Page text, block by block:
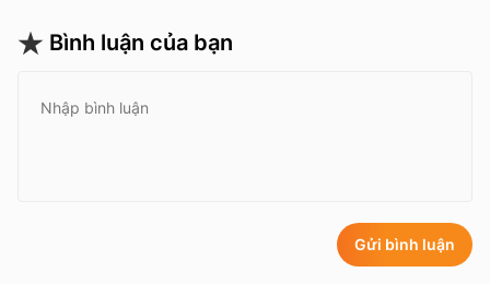
Bình luận của bạn
Gửi bình luận